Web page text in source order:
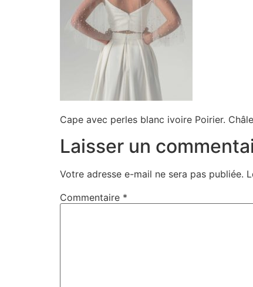
Cape avec perles blanc ivoire Poirier.
Laisser un
Votre adresse e-mail ne sera pas publiée.
Commentaire *